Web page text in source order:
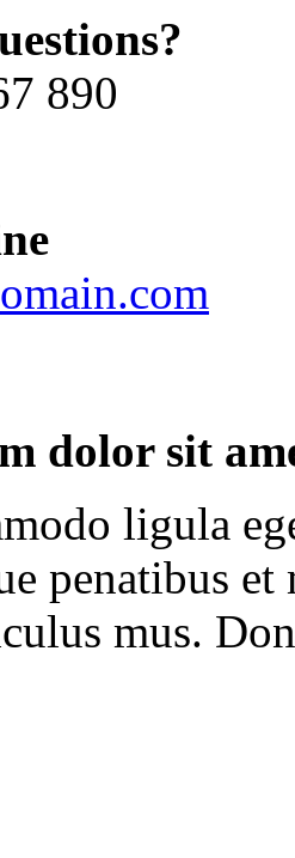
890
dolor sit
ligula
penatibus
mus.